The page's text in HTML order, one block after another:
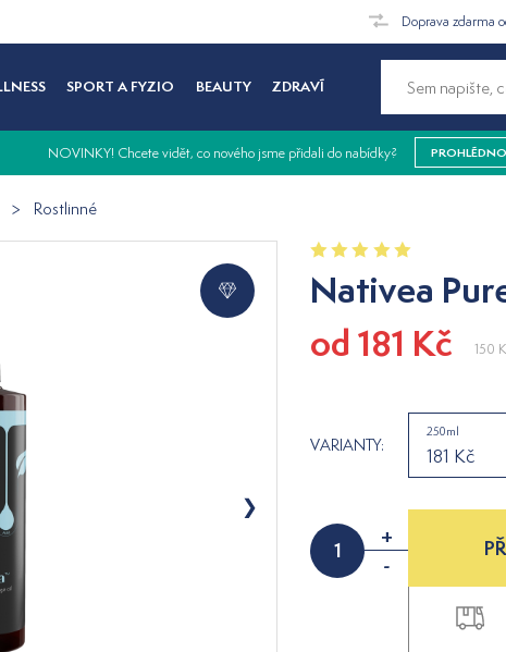
Doprava zdarma
SPORT A FYZIO BEAUTY ZDRAVÍ
NOVINKY! Chcete vidět, co nového jsme přidali do nabídky?
Rostlinné
Nativea
od 181 Kč
150
VARIANTY:
250ml
181 Kč
+
-